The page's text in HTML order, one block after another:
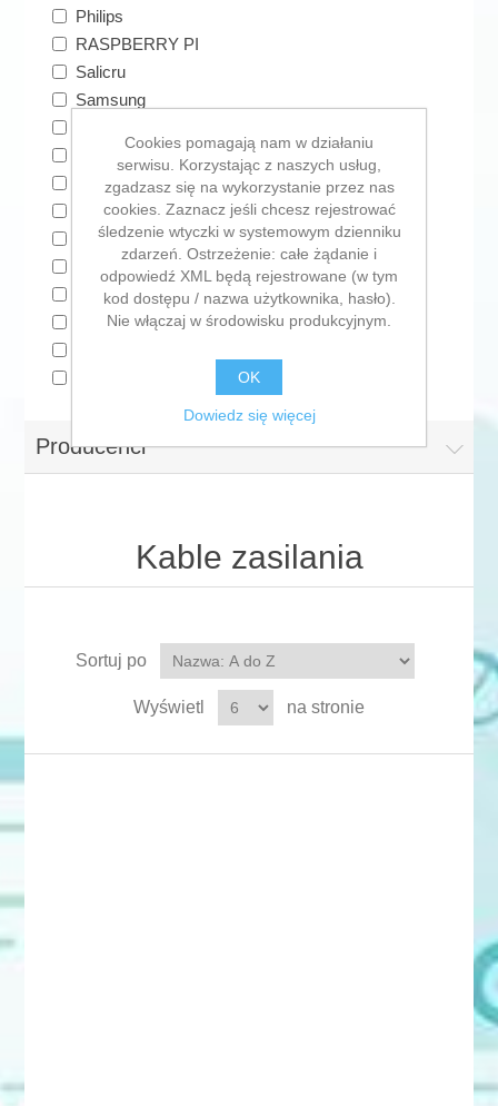
Philips
RASPBERRY PI
Salicru
Samsung
TM Electron
TooQ
TP-Link
Vention
Vertex
Yato
Producenci
Kable zasilania
Sortuj po
Wyświetl na stronie
Cookies pomagają nam w działaniu
serwisu. Korzystając z naszych usług,
zgadzasz się na wykorzystanie przez nas
cookies. Zaznacz jeśli chcesz rejestrować
śledzenie wtyczki w systemowym dzienniku
zdarzeń. Ostrzeżenie: całe żądanie i
odpowiedź XML będą rejestrowane (w tym
kod dostępu / nazwa użytkownika, hasło).
Nie włączaj w środowisku produkcyjnym.
OK
Dowiedz się więcej